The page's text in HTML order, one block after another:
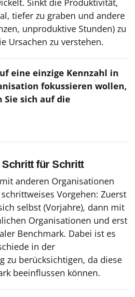
Sinkt die Produktivität,
tiefer zu graben und andere
unproduktive Stunden) zu
Ursachen zu verstehen.
eine einzige Kennzahl in
fokussieren wollen,
Sie sich auf die
für Schritt
anderen Organisationen
Vorgehen: Zuerst
selbst (Vorjahre), dann mit
Organisationen und erst
Benchmark. Dabei ist es
in der
zu berücksichtigen, da diese
beeinflussen können.